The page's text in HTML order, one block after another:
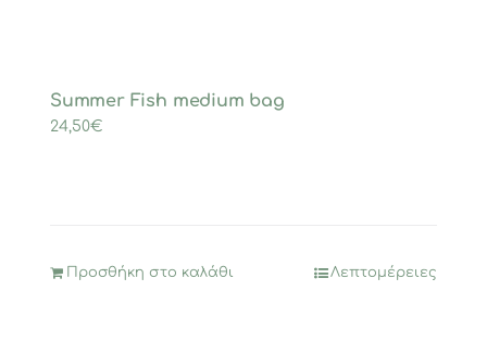
Summer Fish medium bag
24,50€
Προσθήκη στο καλάθι Λεπτομέρειες